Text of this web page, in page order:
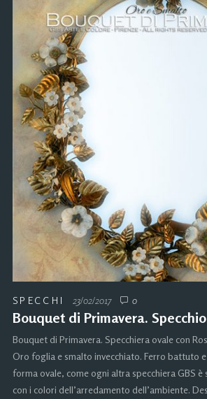
SPECCHI 23/02/2017 0
Bouquet di Primavera. Specchio
Bouquet di Primavera. Specchiera ovale con
Oro foglia e smalto invecchiato. Ferro battuto
forma ovale, come ogni altra specchiera GBS è
con i colori dell’arredamento dell’ambiente.